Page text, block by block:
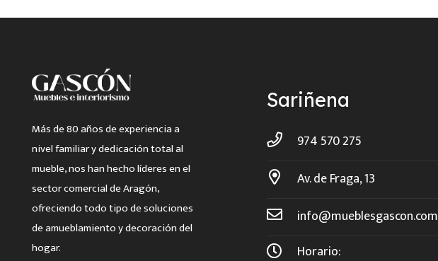
Más de 80 años de experiencia a
nivel familiar y dedicación total al
mueble, nos han hecho líderes en el
sector comercial de Aragón,
ofreciendo todo tipo de soluciones
de amueblamiento y decoración del
hogar.
Sariñena
974 570 275
Av. de Fraga, 13
info@mueblesgascon.com
Horario: